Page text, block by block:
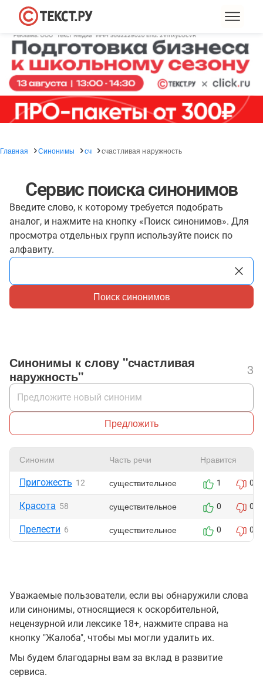
Главная Синонимы сч счастливая наружность
Сервис поиска синонимов
Введите слово, к которому требуется подобрать
аналог, и нажмите на кнопку «Поиск синонимов». Для
просмотра отдельных групп используйте поиск по
алфавиту.
Поиск синонимов
Синонимы к слову "счастливая
наружность"
3
Предложить
Синоним Часть речи Нравится
Пригожесть 12 существительное 1 0
Красота 58 существительное 0 0
Прелести 6 существительное 0 0
Уважаемые пользователи, если вы обнаружили слова
или синонимы, относящиеся к оскорбительной,
нецензурной или лексике 18+, нажмите справа на
кнопку "Жалоба", чтобы мы могли удалить их.
Мы будем благодарны вам за вклад в развитие
сервиса.